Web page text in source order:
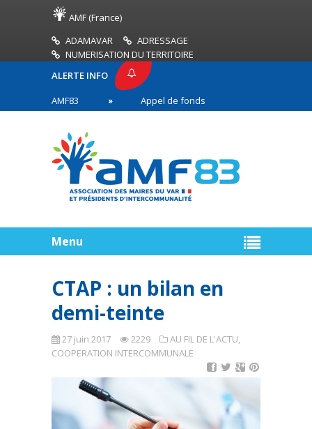
AMF (France)
ADAMAVAR
ADRESSAGE
NUMERISATION DU TERRITOIRE
ALERTE INFO
AMF83
Appel de fonds incendies de forêt
en première ligne
Menu
CTAP : un bilan en
demi-teinte
27 juin 2017 2229 AU FIL DE L'ACTU,
COOPERATION INTERCOMMUNALE